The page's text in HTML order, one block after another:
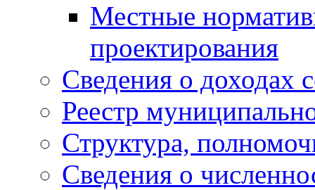
Местные
проектирования
Сведения о доходах
Реестр
Структура,
Сведения о